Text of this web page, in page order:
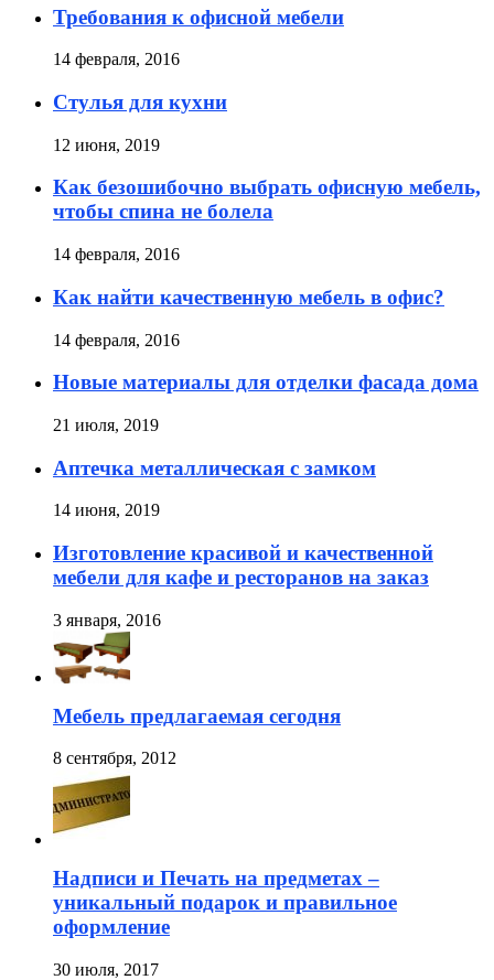
Требования к офисной мебели
14 февраля, 2016
Стулья для кухни
12 июня, 2019
Как безошибочно выбрать офисную мебель,
чтобы спина не болела
14 февраля, 2016
Как найти качественную мебель в офис?
14 февраля, 2016
Новые материалы для отделки фасада дома
21 июля, 2019
Аптечка металлическая с замком
14 июня, 2019
Изготовление красивой и качественной
мебели для кафе и ресторанов на заказ
3 января, 2016
Мебель предлагаемая сегодня
8 сентября, 2012
Надписи и Печать на предметах –
уникальный подарок и правильное
оформление
30 июля, 2017